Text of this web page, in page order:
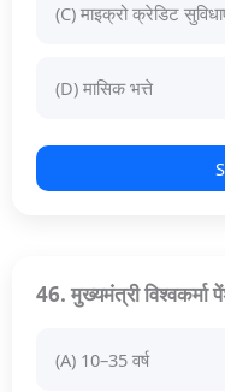
(C) माइक्रो क्रेडिट
(D) मासिक भत्ते
46. मुख्यमंत्री
(A) 10–35 वर्ष